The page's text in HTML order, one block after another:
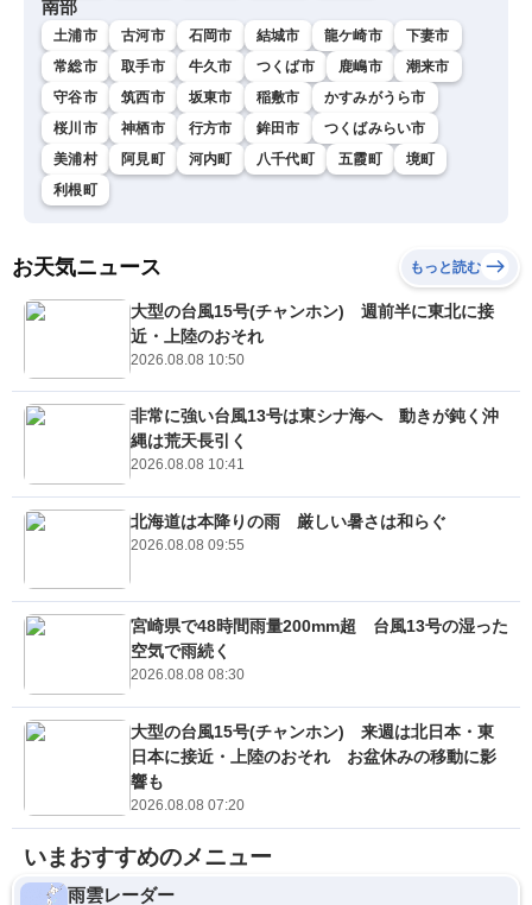
南部
土浦市 古河市 石岡市 結城市 龍ケ崎市
下妻市
常総市
取手市 牛久市 つくば市 鹿嶋市
潮来市
守谷市
筑西市 坂東市 稲敷市
かすみがうら市
桜川市
神栖市 行方市 鉾田市
つくばみらい市
美浦村
阿見町 河内町 八千代町 五霞町
境町
利根町
お天気ニュース もっと読む
大型の台風15号(チャンホン) 週前半に東北に接
近・上陸のおそれ
2026.08.08 10:50
非常に強い台風13号は東シナ海へ 動きが鈍く沖
縄は荒天長引く
2026.08.08 10:41
北海道は本降りの雨 厳しい暑さは和らぐ
2026.08.08 09:55
宮崎県で48時間雨量200mm超 台風13号の湿った
空気で雨続く
2026.08.08 08:30
大型の台風15号(チャンホン) 来週は北日本・東
日本に接近・上陸のおそれ お盆休みの移動に影
響も
2026.08.08 07:20
いまおすすめのメニュー
雨雲レーダー